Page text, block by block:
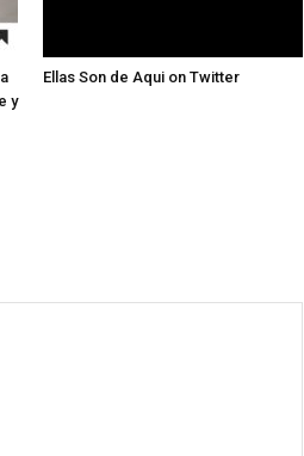
y
Ellas Son de Aqui on Twitter